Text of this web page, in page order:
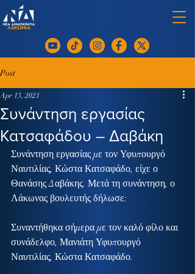
Post
Συνάντηση εργασίας
Κατσαφάδου – Δαβάκη
Apr 13, 2021
Συνάντηση εργασίας με τον Υφυπουργό
Ναυτιλίας, Κώστα Κατσαφάδο, είχε ο
Θανάσης Δαβάκης. Μετά τη συνάντηση, ο
Λάκωνας βουλευτής δήλωσε:
Συναντήθηκα σήμερα με τον καλό φίλο και
συνάδελφο, Μανιάτη Υφυπουργό
Ναυτιλίας, Κώστα Κατσαφάδο.